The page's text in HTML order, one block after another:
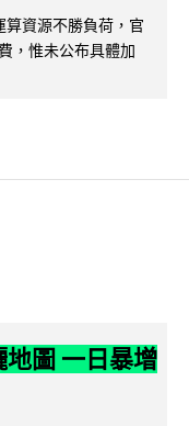
資源不勝負荷，官
，惟未公布具體加
圖 一日暴增